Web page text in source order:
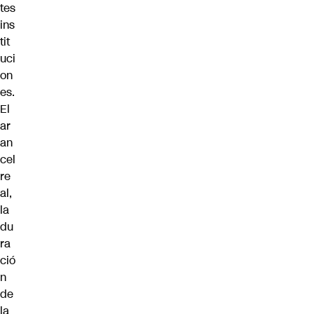
tes
ins
tit
uci
on
es.
El
ar
an
cel
re
al,
la
du
ra
ció
n
de
la